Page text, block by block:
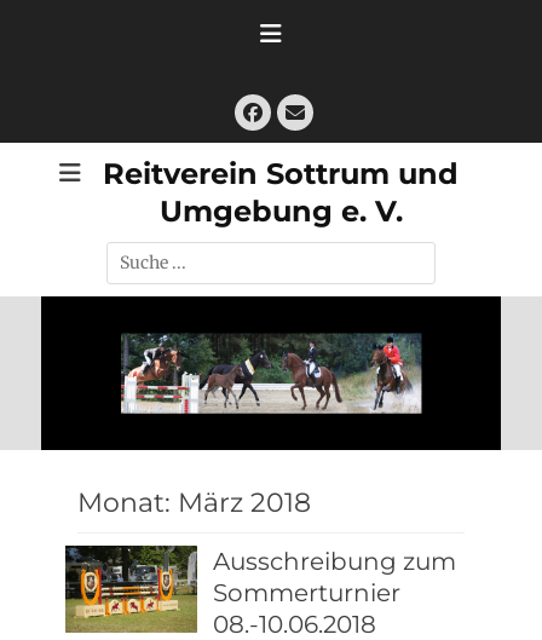
Facebook
E-
Mail
Reitverein Sottrum und
Umgebung e. V.
Suche
nach:
Monat: März 2018
Ausschreibung zum
Sommerturnier
08.-10.06.2018